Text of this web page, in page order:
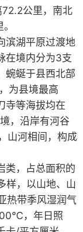
72.2公里，南北
湖平原过渡地
在境内分为3支
蜿蜒于县西北部
为县境最高
寺等海拔均在
，沿岸有河谷
山河相间，构成
，占总面积的
样，以山地、山
热带季风湿润气
，年日照